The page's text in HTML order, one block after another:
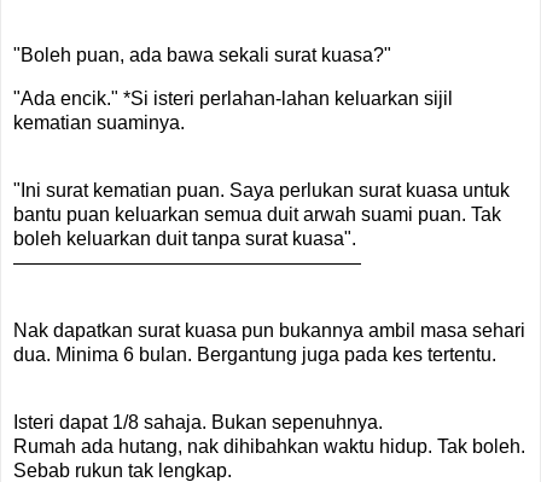
"Boleh puan, ada bawa sekali surat kuasa?"
"Ada encik." *Si isteri perlahan-lahan keluarkan sijil
kematian suaminya.
"Ini surat kematian puan. Saya perlukan surat kuasa untuk
bantu puan keluarkan semua duit arwah suami puan. Tak
boleh keluarkan duit tanpa surat kuasa".
——————————————————
Nak dapatkan surat kuasa pun bukannya ambil masa sehari
dua. Minima 6 bulan. Bergantung juga pada kes tertentu.
Isteri dapat 1/8 sahaja. Bukan sepenuhnya.
Rumah ada hutang, nak dihibahkan waktu hidup. Tak boleh.
Sebab rukun tak lengkap.